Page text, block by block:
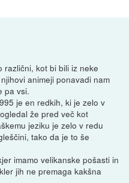
različni, kot bi bili iz neke
animeji ponavadi nam
pa vsi.
je en redkih, ki je zelo v
že pred več kot
jeziku je zelo v redu
tako da je to še
imamo velikanske pošasti in
jih ne premaga kakšna